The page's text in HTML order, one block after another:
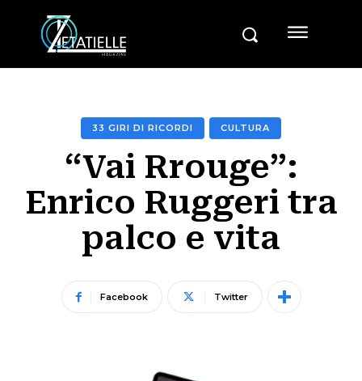
33 GIRI DI RICORDI CULTURA
“Vai Rrouge”:
Enrico Ruggeri tra
palco e vita
Facebook Twitter